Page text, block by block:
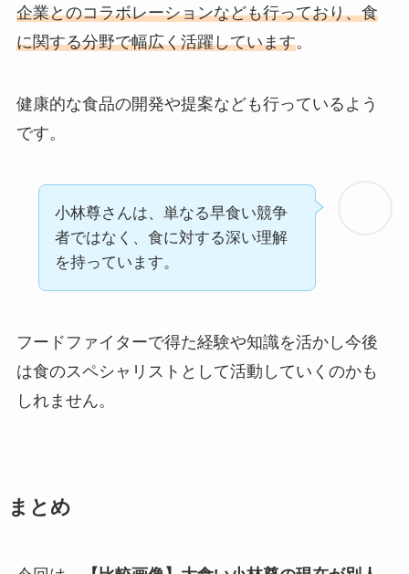
企業とのコラボレーションなども行っており、食
に関する分野で幅広く活躍しています。
健康的な食品の開発や提案なども行っているよう
です。
小林尊さんは、単なる早食い競争
者ではなく、食に対する深い理解
を持っています。
フードファイターで得た経験や知識を活かし今後
は食のスペシャリストとして活動していくのかも
しれません。
まとめ